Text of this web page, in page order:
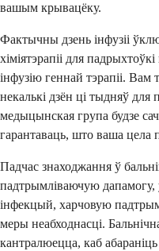
вашым крывацёку.
Фактычны дзень інфузіі
хіміятэрапіі для
інфузію геннай тэрапіі. Вам
некалькі дзён ці тыдняў для
медыцынская група будзе
гарантаваць, што ваша цела
Падчас знаходжання ў
падтрымліваючую дапамогу,
інфекцый, харчовую
меры неабходнасці.
кантралюецца, каб